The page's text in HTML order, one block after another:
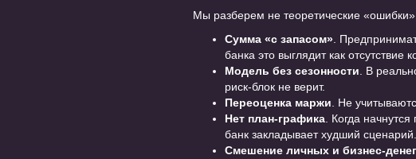
Мы разберем не теоретические
Сумма «с запасом» .
банка это выглядит как отсутствие
Модель без сезонности . В
риск-блок не верит.
Переоценка маржи . Не
Нет план-графика . Когда
банк закладывает худший сценарий.
Смешение личных и бизнес-денег